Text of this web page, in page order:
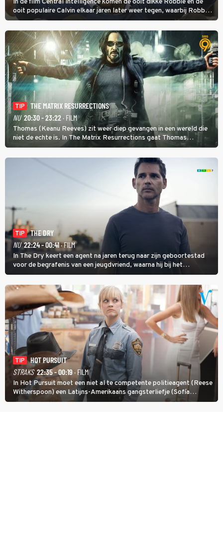
In de film Central Intelligence komen de ooit dikke Robbie en de
ooit populaire Calvin elkaar jaren later weer tegen, waarbij Robbie,
inmiddels supergespierd en werkzaam voor de CIA, Calvins hulp
goed kan gebruiken.
TIP
THE MATRIX RESURRECTIONS
NU 20:30 - 23:22 · FILM
Thomas (Keanu Reeves) zit weer diep gevangen in een wereld die
niet de echte is. In The Matrix Resurrections gaat Thomas
proberen uit deze schijnwereld te ontsnappen.
TIP
THE DRY
NU 22:24 - 00:41· FILM
In The Dry keert een agent na jaren terug naar zijn geboortestad
voor de begrafenis van een jeugdvriend, waarna hij bij het
onderzoeken van diens dood een verband begint te vermoeden
met een oude zaak.
TIP
HOT PURSUIT
STRAKS 22:35 - 00:19 · FILM
In Hot Pursuit moet een niet al te competente politieagent (Reese
Witherspoon) een Latijns-Amerikaans gangsterliefje (Sofía
Vergara) beschermen tegen corrupte agenten en moordlustige